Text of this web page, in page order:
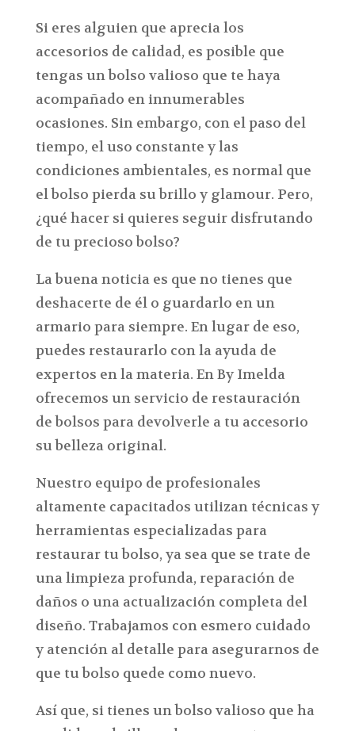
Si eres alguien que aprecia los
accesorios de calidad, es posible que
tengas un bolso valioso que te haya
acompañado en innumerables
ocasiones. Sin embargo, con el paso del
tiempo, el uso constante y las
condiciones ambientales, es normal que
el bolso pierda su brillo y glamour. Pero,
¿qué hacer si quieres seguir disfrutando
de tu precioso bolso?
La buena noticia es que no tienes que
deshacerte de él o guardarlo en un
armario para siempre. En lugar de eso,
puedes restaurarlo con la ayuda de
expertos en la materia. En By Imelda
ofrecemos un servicio de restauración
de bolsos para devolverle a tu accesorio
su belleza original.
Nuestro equipo de profesionales
altamente capacitados utilizan técnicas y
herramientas especializadas para
restaurar tu bolso, ya sea que se trate de
una limpieza profunda, reparación de
daños o una actualización completa del
diseño. Trabajamos con esmero cuidado
y atención al detalle para asegurarnos de
que tu bolso quede como nuevo.
Así que, si tienes un bolso valioso que ha